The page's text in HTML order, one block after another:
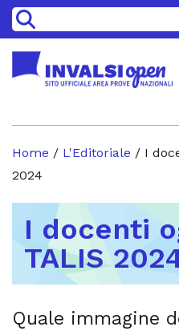
>
Home / L'Editoriale / I
2024
I docenti
TALIS
Quale immagine